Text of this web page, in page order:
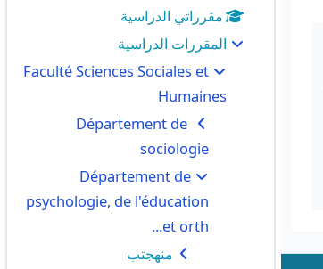
مقرراتي الدراسية
المقررات الدراسية
Faculté Sciences Sociales et
Humaines
Département de
sociologie
Département de
psychologie, de l'éducation
et orth...
منهجتب